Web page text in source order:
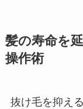
髪の寿命を
操作術
抜け毛を抑え